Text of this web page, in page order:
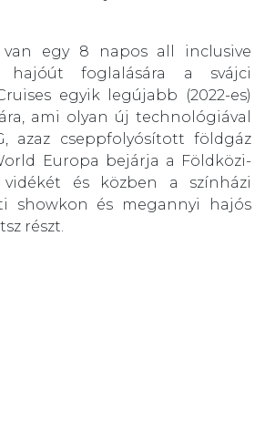
van egy 8 napos all inclusive
hajóút foglalására a svájci
egyik legújabb (2022-es)
ami olyan új technológiával
azaz cseppfolyósított földgáz
Europa bejárja a Földközi-
és közben a színházi
showkon és megannyi hajós
részt.